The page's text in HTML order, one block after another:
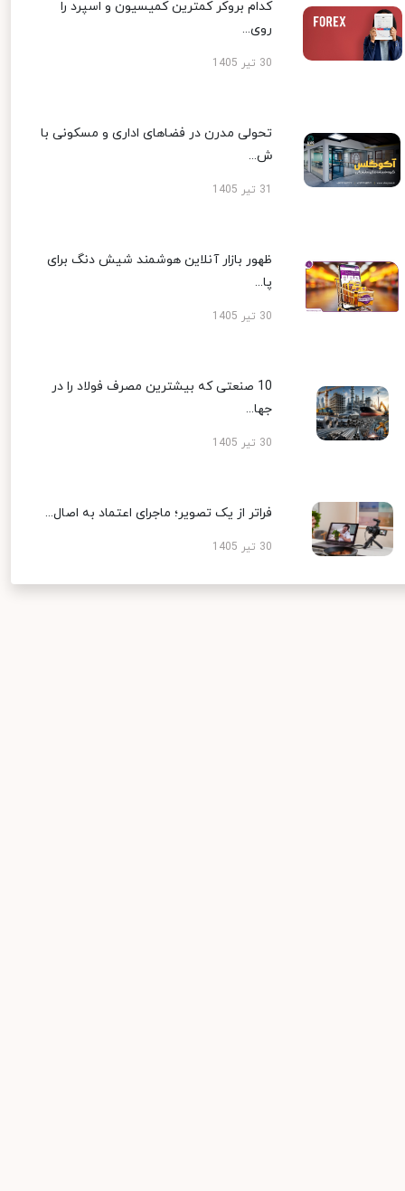
کدام بروکر کمترین کمیسیون و اسپرد را
روی...
30 تیر 1405
تحولی مدرن در فضاهای اداری و مسکونی با
ش...
ظهور بازار آنلاین هوشمند شیش دنگ برای
پا...
30 تیر 1405
10 صنعتی که بیشترین مصرف فولاد را در
جها...
30 تیر 1405
فراتر از یک تصویر؛ ماجرای اعتماد به اصال...
30 تیر 1405